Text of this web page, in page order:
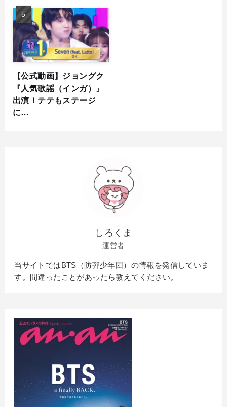
【公式動画】ジョングク
『人気歌謡（インガ）』
出演！テテもステージ
に…
しろくま
運営者
当サイトではBTS（防弾少年団）の情報を発信していま
す。間違ったことがあったら教えてください。